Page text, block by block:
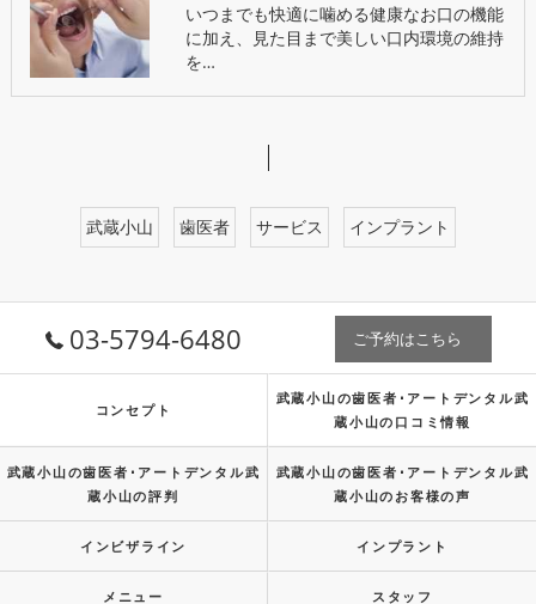
いつまでも快適に噛める健康なお口の機能
に加え、見た目まで美しい口内環境の維持
を…
武蔵小山 歯医者 サービス インプラント
03-5794-6480 ご予約はこちら
コンセプト
武蔵小山の歯医者･アートデンタル武
蔵小山の口コミ情報
武蔵小山の歯医者･アートデンタル武
蔵小山の評判
武蔵小山の歯医者･アートデンタル武
蔵小山のお客様の声
インビザライン インプラント
メニュー スタッフ